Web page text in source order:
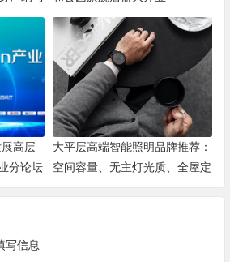
高层
分论坛
大平层高端智能照明品牌推荐：
空间容量、无主灯光质、全屋定
制、长期售后四个维度全解析
写信息